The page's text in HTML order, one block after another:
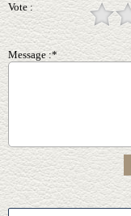
Vote :
Message :*